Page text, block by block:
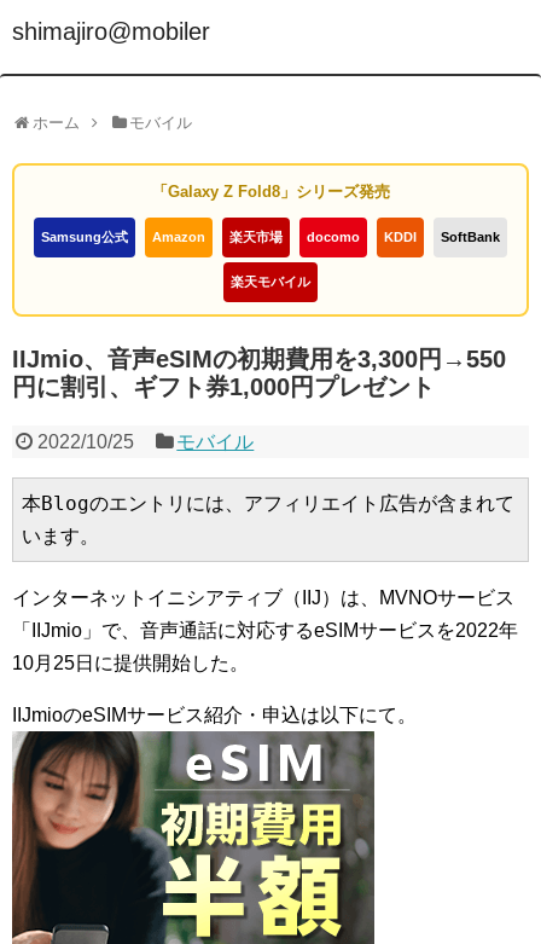
shimajiro@mobiler
ホーム モバイル
「Galaxy Z Fold8」シリーズ発売
Samsung公式 Amazon 楽天市場 docomo KDDI SoftBank
楽天モバイル
IIJmio、音声eSIMの初期費用を3,300円→550
円に割引、ギフト券1,000円プレゼント
2022/10/25 モバイル
本Blogのエントリには、アフィリエイト広告が含まれて
います。
インターネットイニシアティブ（IIJ）は、MVNOサービス
「IIJmio」で、音声通話に対応するeSIMサービスを2022年
10月25日に提供開始した。
IIJmioのeSIMサービス紹介・申込は以下にて。